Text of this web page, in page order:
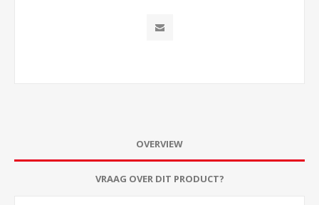
OVERVIEW
VRAAG OVER DIT PRODUCT?